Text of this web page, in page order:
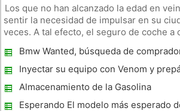
Los que no han alcanzado la edad en
sentir la necesidad de impulsar en su
veces. A tal efecto, el seguro de coche a
ellos. La gente cree que este tipo de
único tipo d
Bmw Wanted, búsqueda de
vendedores interesados ​​
Inyectar su equipo con Venom y
para Monta la serpiente
Almacenamiento de la Gasolina
Esperando El modelo más esperado